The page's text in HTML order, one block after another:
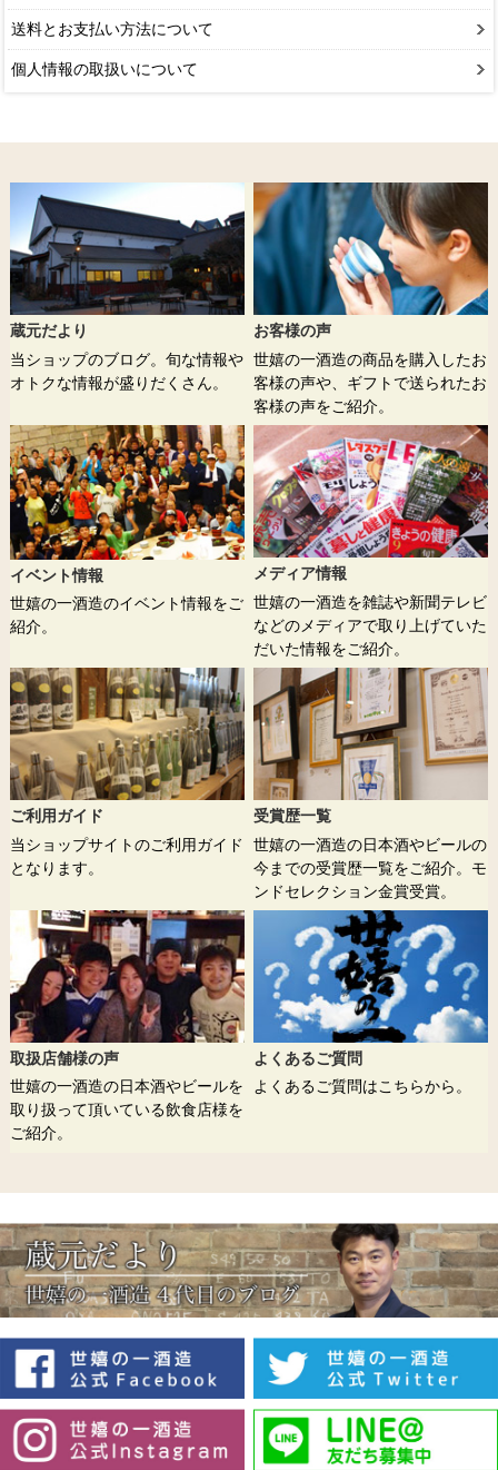
送料とお支払い方法について
個人情報の取扱いについて
蔵元だより
当ショップのブログ。旬な情報や
オトクな情報が盛りだくさん。
お客様の声
世嬉の一酒造の商品を購入したお
客様の声や、ギフトで送られたお
客様の声をご紹介。
イベント情報
世嬉の一酒造のイベント情報をご
紹介。
メディア情報
世嬉の一酒造を雑誌や新聞テレビ
などのメディアで取り上げていた
だいた情報をご紹介。
ご利用ガイド
当ショップサイトのご利用ガイド
となります。
受賞歴一覧
世嬉の一酒造の日本酒やビールの
今までの受賞歴一覧をご紹介。モ
ンドセレクション金賞受賞。
取扱店舗様の声
世嬉の一酒造の日本酒やビールを
取り扱って頂いている飲食店様を
ご紹介。
よくあるご質問
よくあるご質問はこちらから。